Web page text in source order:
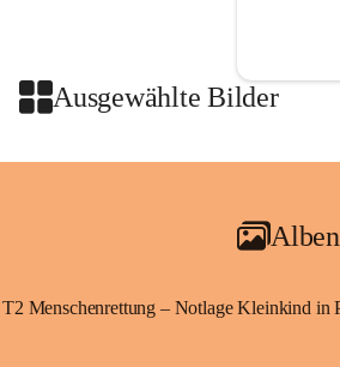
Ausgewählte Bilder
Alben